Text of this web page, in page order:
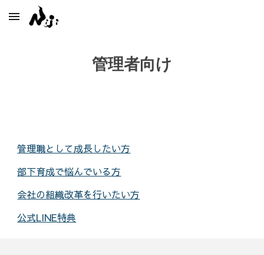
Skip to main content
管理者向け
管理職として成長したい方
部下育成で悩んでいる方
会社の組織改革を行いたい方
公式LINE特典